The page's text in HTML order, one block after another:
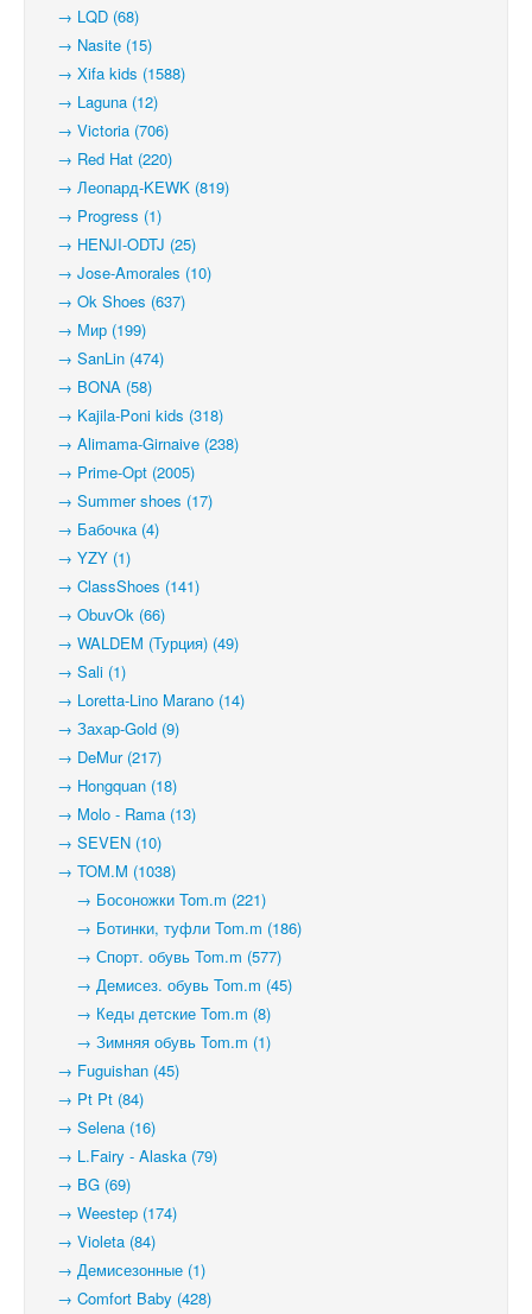
→ LQD (68)
→ Nasite (15)
→ Xifa kids (1588)
→ Laguna (12)
→ Victoria (706)
→ Red Hat (220)
→ Леопард-KEWK (819)
→ Progress (1)
→ HENJI-ODTJ (25)
→ Jose-Amorales (10)
→ Ok Shoes (637)
→ Мир (199)
→ SanLin (474)
→ BONA (58)
→ Kajila-Poni kids (318)
→ Alimama-Girnaive (238)
→ Prime-Opt (2005)
→ Summer shoes (17)
→ Бабочка (4)
→ YZY (1)
→ ClassShoes (141)
→ ObuvOk (66)
→ WALDEM (Турция) (49)
→ Sali (1)
→ Loretta-Lino Marano (14)
→ Захар-Gold (9)
→ DeMur (217)
→ Hongquan (18)
→ Molo - Rama (13)
→ SEVEN (10)
→ TOM.M (1038)
→ Босоножки Tom.m (221)
→ Ботинки, туфли Tom.m (186)
→ Спорт. обувь Tom.m (577)
→ Демисез. обувь Tom.m (45)
→ Кеды детские Tom.m (8)
→ Зимняя обувь Tom.m (1)
→ Fuguishan (45)
→ Pt Pt (84)
→ Selena (16)
→ L.Fairy - Alaska (79)
→ BG (69)
→ Weestep (174)
→ Violeta (84)
→ Демисезонные (1)
→ Comfort Baby (428)